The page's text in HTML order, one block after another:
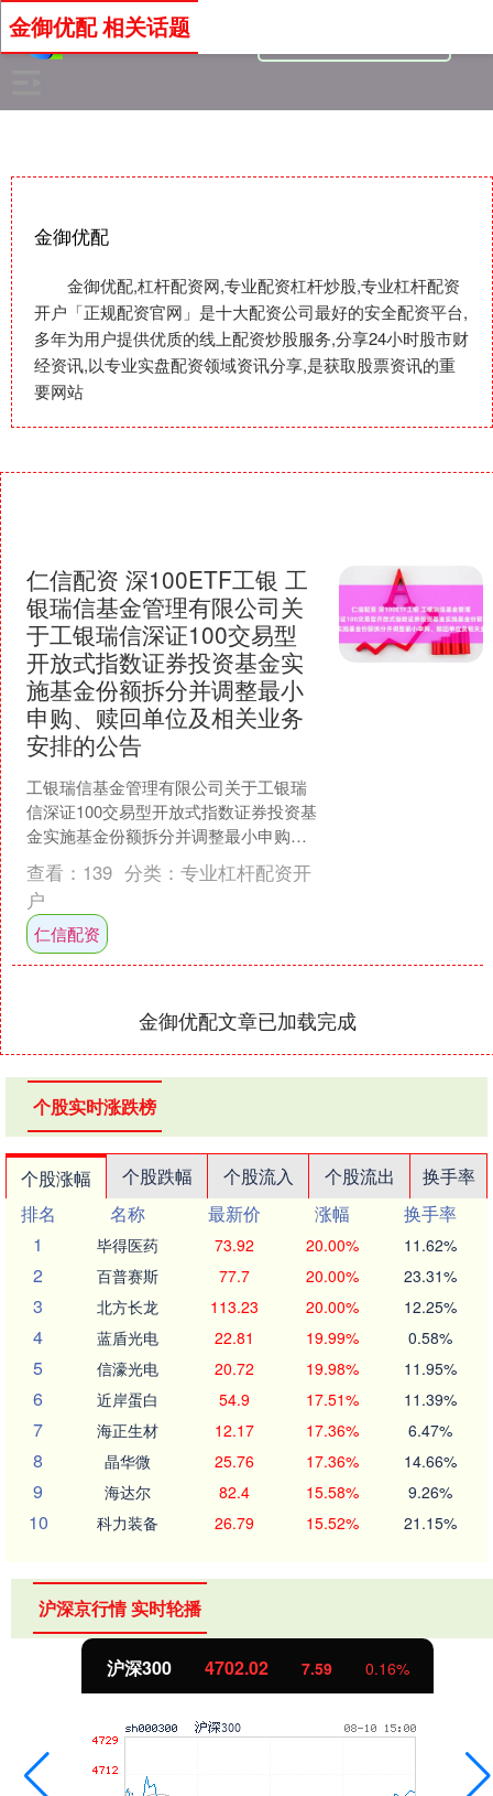
金御优配
金御优配,杠杆配资网,专业配资杠杆炒股,专业杠杆配资
开户「正规配资官网」是十大配资公司最好的安全配资平台,
多年为用户提供优质的线上配资炒股服务,分享24小时股市财
经资讯,以专业实盘配资领域资讯分享,是获取股票资讯的重
要网站
金御优配 相关话题
仁信配资 深100ETF工银 工
银瑞信基金管理有限公司关
于工银瑞信深证100交易型
开放式指数证券投资基金实
施基金份额拆分并调整最小
申购、赎回单位及相关业务
安排的公告
工银瑞信基金管理有限公司关于工银瑞
信深证100交易型开放式指数证券投资基
金实施基金份额拆分并调整最小申购、
赎回单位及相关业务安排的公告工银瑞
信基金管理有限公司关....
查看： 139 分类： 专业杠杆配资开
户
仁信配资
金御优配文章已加载完成
个股实时涨跌榜
个股涨幅 个股跌幅 个股流入 个股流出
换手率
排名
名称 最新价 涨幅
换手率
1
毕得医药 73.92 20.00% 11.62%
2 百普赛斯 77.7 20.00% 23.31%
3 北方长龙 113.23 20.00% 12.25%
4 蓝盾光电 22.81 19.99% 0.58%
5 信濠光电 20.72 19.98% 11.95%
6 近岸蛋白 54.9 17.51% 11.39%
7 海正生材 12.17 17.36% 6.47%
8 晶华微 25.76 17.36% 14.66%
9 海达尔 82.4 15.58% 9.26%
10 科力装备 26.79 15.52% 21.15%
沪深京行情 实时轮播
北证50 1122.88 -11.37